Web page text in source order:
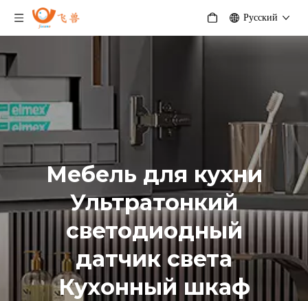
Pусский
Мебель для кухни
Ультратонкий
светодиодный
датчик света
Кухонный шкаф